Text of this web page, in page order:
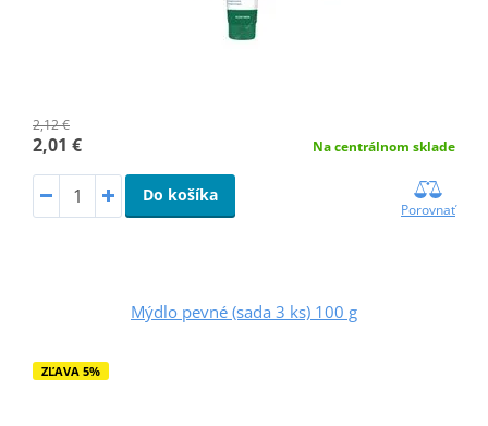
2,12 €
2,01 € Na centrálnom sklade
Do košíka
Porovnať
Mýdlo pevné (sada 3 ks) 100 g
ZĽAVA 5%